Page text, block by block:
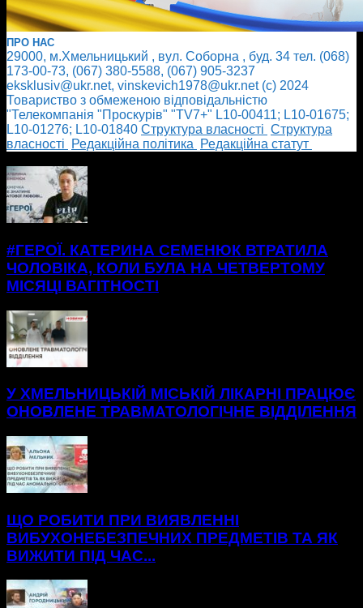
ПРО НАС
29000, м.Хмельницький , вул. Соборна , буд. 34 тел. (068)
173-00-73, (067) 380-5588, (067) 905-3237
eksklusiv@ukr.net, vinskevich1978@ukr.net (с) 2024
Товариство з обмеженою відповідальністю
"Телекомпанія "Проскурів" "TV7+" L10-00411; L10-01675;
L10-01276; L10-01840 Cтруктура власності Cтруктура
власності
Редакційна політика
Редакційна статут
#ГЕРОЇ. КАТЕРИНА СЕМЕНЮК ВТРАТИЛА
ЧОЛОВІКА, КОЛИ БУЛА НА ЧЕТВЕРТОМУ
МІСЯЦІ ВАГІТНОСТІ
У ХМЕЛЬНИЦЬКІЙ МІСЬКІЙ ЛІКАРНІ ПРАЦЮЄ
ОНОВЛЕНЕ ТРАВМАТОЛОГІЧНЕ ВІДДІЛЕННЯ
ЩО РОБИТИ ПРИ ВИЯВЛЕННІ
ВИБУХОНЕБЕЗПЕЧНИХ ПРЕДМЕТІВ ТА ЯК
ВИЖИТИ ПІД ЧАС...